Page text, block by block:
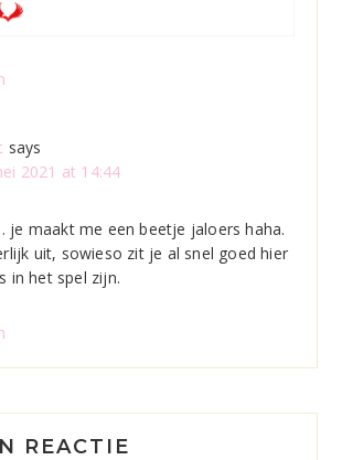
says
2021 at 14:44
je maakt me een beetje jaloers haha.
uit, sowieso zit je al snel goed hier
in het spel zijn.
REACTIE